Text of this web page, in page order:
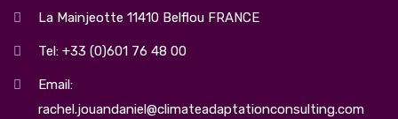
La Mainjeotte 11410 Belflou FRANCE
Tel: +33 (0)601 76 48 00
Email:
rachel.jouandaniel@climateadaptationconsulting.com